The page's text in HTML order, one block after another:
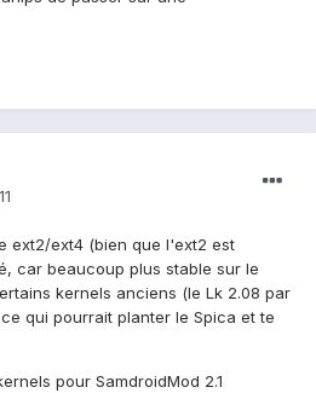
ext2/ext4 (bien que l'ext2 est
car beaucoup plus stable sur le
kernels anciens (le Lk 2.08 par
qui pourrait planter le Spica et te
pour SamdroidMod 2.1